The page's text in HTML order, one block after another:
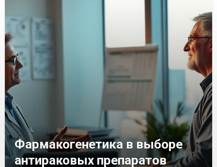
Фармакогенетика в выборе
антираковых препаратов